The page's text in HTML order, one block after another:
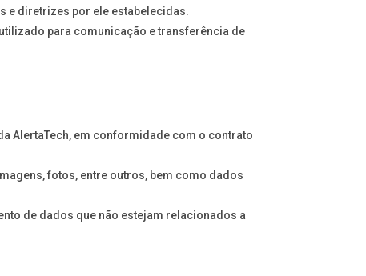
e diretrizes por ele estabelecidas.
para comunicação e transferência de
AlertaTech, em conformidade com o contrato
fotos, entre outros, bem como dados
de dados que não estejam relacionados a